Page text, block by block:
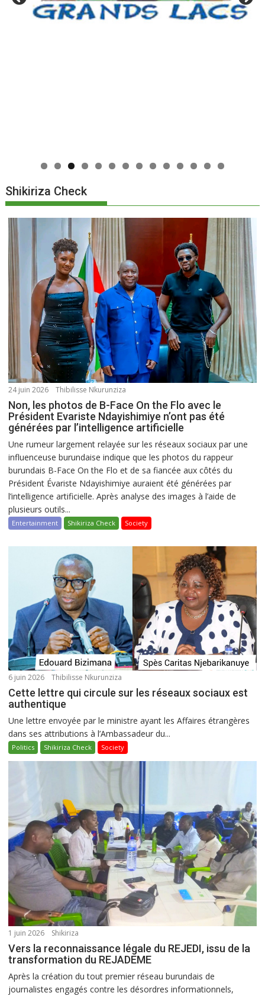
0 1 2 3 4
Shikiriza Check
24 juin 2026 Thibilisse Nkurunziza
Non, les photos de B-Face On the Flo avec le
Président Evariste Ndayishimiye n’ont pas été
générées par l’intelligence artificielle
Une rumeur largement relayée sur les réseaux sociaux par une
influenceuse burundaise indique que les photos du rappeur
burundais B-Face On the Flo et de sa fiancée aux côtés du
Président Évariste Ndayishimiye auraient été générées par
l’intelligence artificielle. Après analyse des images à l’aide de
plusieurs outils...
Entertainment Shikiriza Check Society
6 juin 2026 Thibilisse Nkurunziza
Cette lettre qui circule sur les réseaux sociaux est
authentique
Une lettre envoyée par le ministre ayant les Affaires étrangères
dans ses attributions à l’Ambassadeur du...
Politics Shikiriza Check Society
1 juin 2026 Shikiriza
Vers la reconnaissance légale du REJEDI, issu de la
transformation du REJADEME
Après la création du tout premier réseau burundais de
journalistes engagés contre les désordres informationnels,